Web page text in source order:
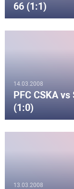
66 (1:1)
14.03.2008
PFC CSKA
(1:0)
13.03.2008